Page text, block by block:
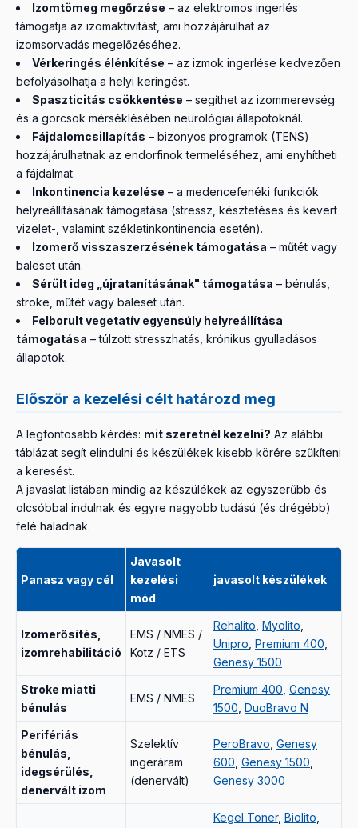
Izomtömeg megőrzése – az elektromos ingerlés
támogatja az izomaktivitást, ami hozzájárulhat az
izomsorvadás megelőzéséhez.
Vérkeringés élénkítése – az izmok ingerlése kedvezően
befolyásolhatja a helyi keringést.
Spaszticitás csökkentése – segíthet az izommerevség
és a görcsök mérséklésében neurológiai állapotoknál.
Fájdalomcsillapítás – bizonyos programok (TENS)
hozzájárulhatnak az endorfinok termeléséhez, ami enyhítheti
a fájdalmat.
Inkontinencia kezelése – a medencefenéki funkciók
helyreállításának támogatása (stressz, késztetéses és kevert
vizelet-, valamint székletinkontinencia esetén).
Izomerő visszaszerzésének támogatása – műtét vagy
baleset után.
Sérült ideg „újratanításának" támogatása – bénulás,
stroke, műtét vagy baleset után.
Felborult vegetatív egyensúly helyreállítása
támogatása – túlzott stresszhatás, krónikus gyulladásos
állapotok.
Először a kezelési célt határozd meg
A legfontosabb kérdés: mit szeretnél kezelni? Az alábbi
táblázat segít elindulni és készülékek kisebb körére szűkíteni
a keresést.
A javaslat listában mindig az készülékek az egyszerűbb és
olcsóbbal indulnak és egyre nagyobb tudású (és drégébb)
felé haladnak.
Panasz vagy cél
Javasolt
kezelési
mód
javasolt készülékek
Izomerősítés,
izomrehabilitáció
EMS / NMES /
Kotz / ETS
Rehalito Myolito
Unipro Premium 400
Genesy 1500
Stroke miatti
bénulás
EMS / NMES
Premium 400 Genesy
1500 DuoBravo N
Perifériás
bénulás,
idegsérülés,
denervált izom
Szelektív
ingeráram
(denervált)
PeroBravo Genesy
600 Genesy 1500
Genesy 3000
Kegel Toner, Biolito